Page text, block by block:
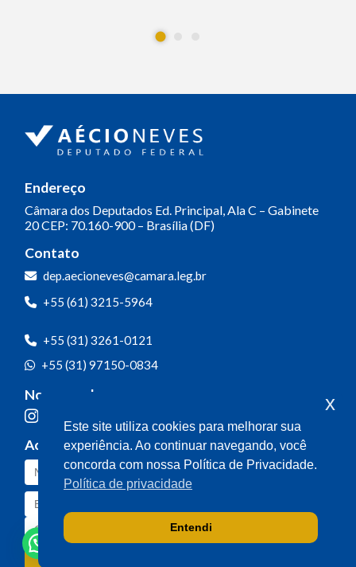
Endereço
Câmara dos Deputados Ed. Principal, Ala C – Gabinete
20CEP: 70.160-900 – Brasília (DF)
Contato
dep.aecioneves@camara.leg.br
+55 (61) 3215-5964
+55 (31) 3261-0121
+55 (31) 97150-0834
Nossas redes
Acompanhe o meu mandato
Este site utiliza cookies para melhorar sua
experiência. Ao continuar navegando, você
concorda com nossa Política de Privacidade.
Política de privacidade
Entendi
x